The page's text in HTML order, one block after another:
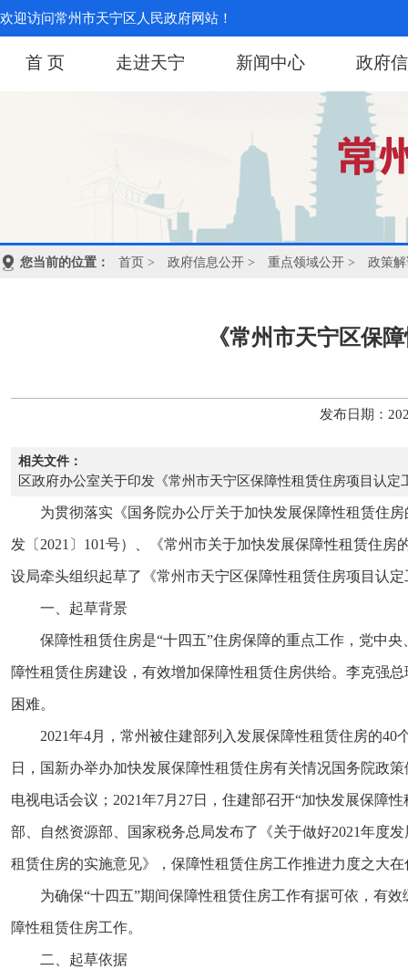
欢迎访问常州市天宁区人民政府网站！
首 页 走进天宁 新闻中心 政府
您当前的位置： 首页 > 政府信息公开 > 重点领域公开 > 政策
《常州市天宁区保
发布日期：
相关文件：
区政府办公室关于印发《常州市天宁区保障性租赁住房项目认定
为贯彻落实《国务院办公厅关于加快发展保障性租赁住
发〔2021〕101号）、《常州市关于加快发展保障性租赁住
设局牵头组织起草了《常州市天宁区保障性租赁住房项目认
一、起草背景
保障性租赁住房是“十四五”住房保障的重点工作，党中
障性租赁住房建设，有效增加保障性租赁住房供给。李克强
困难。
2021年4月，常州被住建部列入发展保障性租赁住房的
日，国新办举办加快发展保障性租赁住房有关情况国务院政
电视电话会议；2021年7月27日，住建部召开“加快发展保障
部、自然资源部、国家税务总局发布了《关于做好2021年度
租赁住房的实施意见》，保障性租赁住房工作推进力度之大
为确保“十四五”期间保障性租赁住房工作有据可依，有
障性租赁住房工作。
二、起草依据